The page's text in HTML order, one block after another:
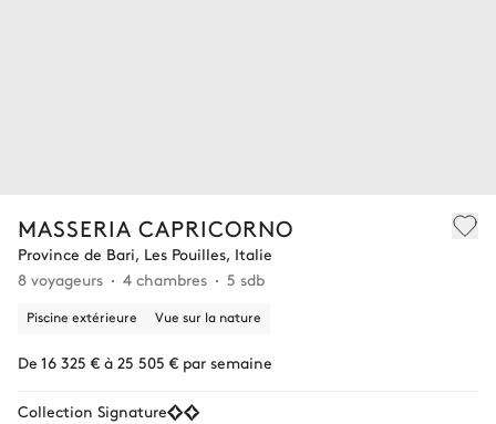
MASSERIA CAPRICORNO
Province de Bari, Les Pouilles, Italie
8 voyageurs
4 chambres 5 sdb
Piscine extérieure Vue sur la nature
De 16 325 € à 25 505 € par semaine
Collection Signature